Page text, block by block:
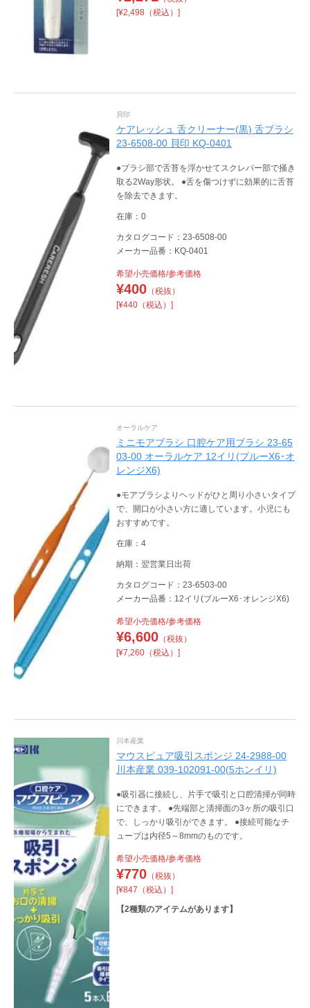
[¥2,498（税込）]
貝印
ケアレッシュ 舌クリーナー(黒) 舌ブラシ
23-6508-00 貝印 KQ-0401
●ブラシ部で舌苔を浮かせてスクレパー部で掻き
取る2Way形状。 ●舌を傷つけずに効果的に舌苔
を除去できます。
在庫：0
カタログコード：23-6508-00
メーカー品番：KQ-0401
希望小売価格/参考価格
¥400（税抜）
[¥440（税込）]
オーラルケア
ミニモアブラシ 口腔ケア用ブラシ 23-65
03-00 オーラルケア 12イリ(ブルーX6･オ
レンジX6)
●モアブラシよりヘッドがひと周り小さいタイプ
で、開口が小さい方に適しています。小児にも
おすすめです。
在庫：4
納期：翌営業日出荷
カタログコード：23-6503-00
メーカー品番：12イリ(ブルーX6･オレンジX6)
希望小売価格/参考価格
¥6,600（税抜）
[¥7,260（税込）]
川本産業
マウスピュア吸引スポンジ 24-2988-00
川本産業 039-102091-00(5ホンイリ)
●吸引器に接続し、片手で吸引と口腔清掃が同時
にできます。 ●先端部と清掃面の3ヶ所の吸引口
で、しっかり吸引ができます。 ●接続可能なチ
ューブは内径5～8mmのものです。
希望小売価格/参考価格
¥770（税抜）
[¥847（税込）]
【2種類のアイテムがあります】